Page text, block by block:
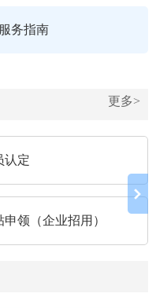
务指南
更多>
认定
领（企业招用）